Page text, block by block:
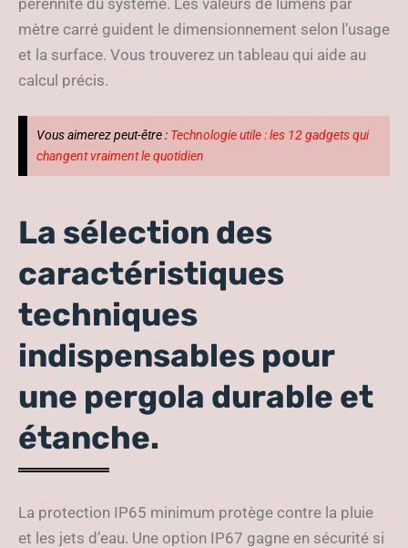
pérennité du système. Les valeurs de lumens par
mètre carré guident le dimensionnement selon l’usage
et la surface. Vous trouverez un tableau qui aide au
calcul précis.
Vous aimerez peut-être : Technologie utile : les 12 gadgets qui
changent vraiment le quotidien
La sélection des
caractéristiques
techniques
indispensables pour
une pergola durable et
étanche.
La protection IP65 minimum protège contre la pluie
et les jets d’eau. Une option IP67 gagne en sécurité si